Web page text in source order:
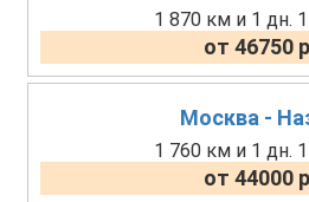
1 870 км и 1 дн.
от 46750
Москва -
1 760 км и 1 дн.
от 44000